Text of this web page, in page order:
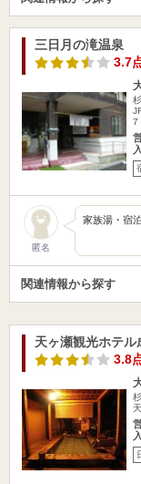
三日月の滝温泉
3.7
7
匿名
家族湯・宿
関連情報から探す
天ヶ瀬観光ホテル
3.8